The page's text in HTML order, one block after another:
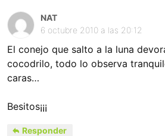
NAT
6 octubre 2010 a las 20:12
El conejo que salto a la luna
cocodrilo, todo lo observa
caras…
Besitos¡¡¡
Responder